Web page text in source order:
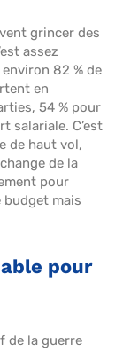
grincer des
assez
82 % de
en
54 % pour
salariale. C’est
de haut vol,
de la
pour
budget mais
pour
de la guerre